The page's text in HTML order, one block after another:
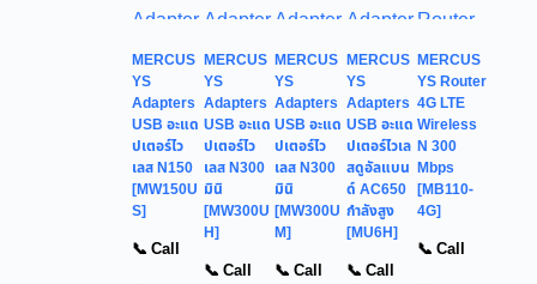
MERCUS
YS
Adapters
USB อะแด
ปเตอร์ไว
เลส N150
[MW150U
S]
📞 Call
MERCUS
YS
Adapters
USB อะแด
ปเตอร์ไว
เลส N300
มินิ
[MW300U
H]
📞 Call
MERCUS
YS
Adapters
USB อะแด
ปเตอร์ไว
เลส N300
มินิ
[MW300U
M]
📞 Call
MERCUS
YS
Adapters
USB อะแด
ปเตอร์ไวเล
สดูอัลแบน
ด์ AC650
กำลังสูง
[MU6H]
📞 Call
MERCUS
YS Router
4G LTE
Wireless
N 300
Mbps
[MB110-
4G]
📞 Call